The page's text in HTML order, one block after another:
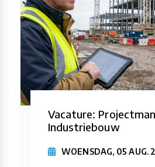
Vacature:
Industriebouw
WOENSDAG, 05 AUG.